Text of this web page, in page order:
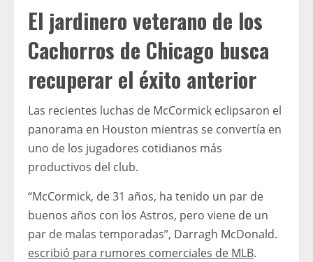
El jardinero veterano de los
Cachorros de Chicago busca
recuperar el éxito anterior
Las recientes luchas de McCormick eclipsaron el
panorama en Houston mientras se convertía en
uno de los jugadores cotidianos más
productivos del club.
“McCormick, de 31 años, ha tenido un par de
buenos años con los Astros, pero viene de un
par de malas temporadas”, Darragh McDonald.
escribió para rumores comerciales de MLB.